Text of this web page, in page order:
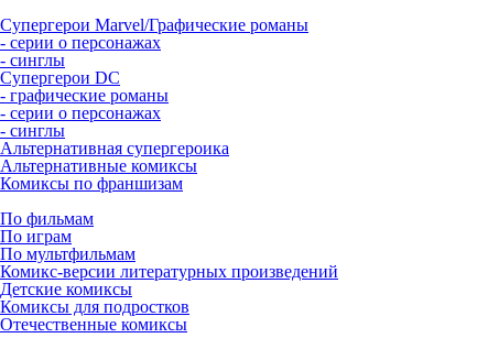
Супергерои Marvel/Графические романы
- серии о персонажах
- синглы
Супергерои DC
- графические романы
- серии о персонажах
- синглы
Альтернативная супергероика
Альтернативные комиксы
Комиксы по франшизам
По фильмам
По играм
По мультфильмам
Комикс-версии литературных произведений
Детские комиксы
Комиксы для подростков
Отечественные комиксы